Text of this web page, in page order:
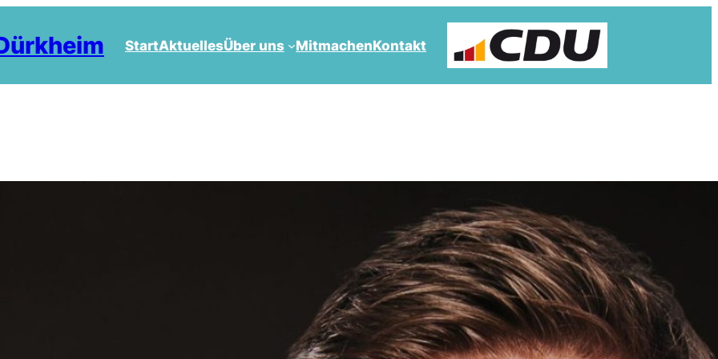
StartAktuellesÜber uns MitmachenKontakt